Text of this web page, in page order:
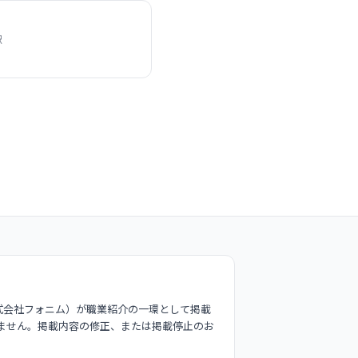
社フォニム）が職業紹介の一環として掲載
ん。掲載内容の修正、または掲載停止のお